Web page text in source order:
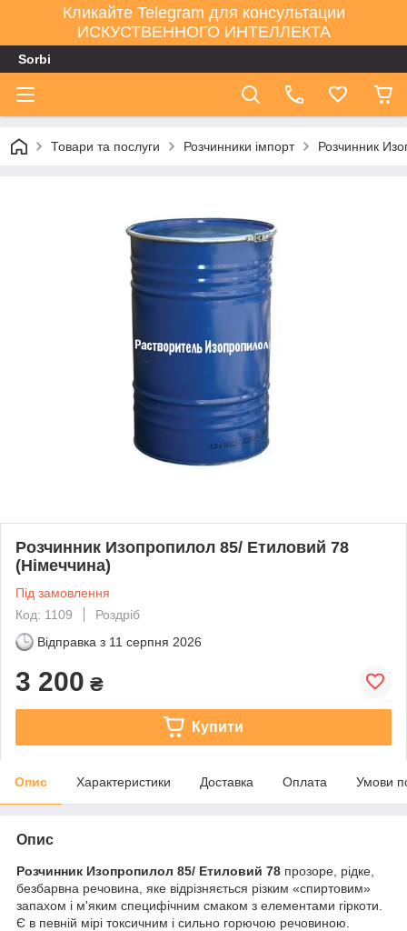
Кликайте Telegram для консультации
ИСКУСТВЕННОГО ИНТЕЛЛЕКТА
Sorbi
Товари та послуги Розчинники імпорт Розчинник
Розчинник Изопропилол 85/ Етиловий 78
(Німеччина)
Під замовлення
Код: 1109
Роздріб
Відправка з 11 серпня 2026
3 200 ₴
Купити
Опис Характеристики Доставка Оплата Умови
Опис
Розчинник Изопропилол 85/ Етиловий 78 прозоре, рідке,
безбарвна речовина, яке відрізняється різким «спиртовим»
запахом і м'яким специфічним смаком з елементами гіркоти.
Є в певній мірі токсичним і сильно горючою речовиною.